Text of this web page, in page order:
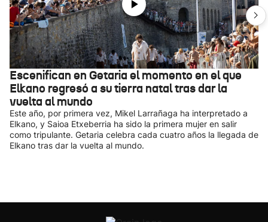
Escenifican en Getaria el momento en el que
Elkano regresó a su tierra natal tras dar la
vuelta al mundo
Este año, por primera vez, Mikel Larrañaga ha interpretado a
Elkano, y Saioa Etxeberria ha sido la primera mujer en salir
como tripulante. Getaria celebra cada cuatro años la llegada de
Elkano tras dar la vuelta al mundo.